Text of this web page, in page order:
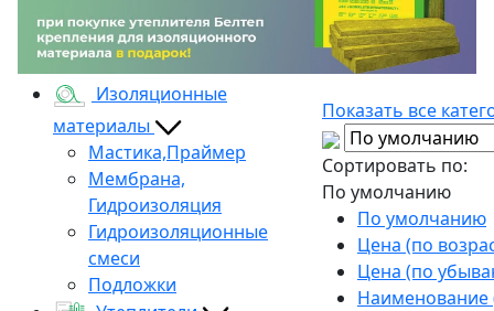
Изоляционные
материалы
Мастика,Праймер
Мембрана,
Гидроизоляция
Гидроизоляционные
смеси
Подложки
Показать все
Сортировать по:
По умолчанию
По умолчанию
Цена (по
Цена (по
Наименование